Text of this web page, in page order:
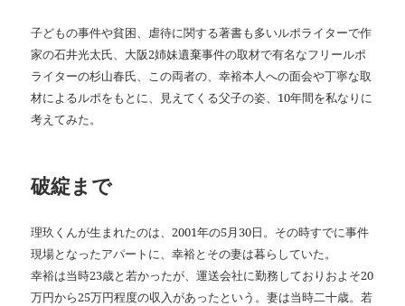
子どもの事件や貧困、虐待に関する著書も多いルポライターで作
家の石井光太氏、大阪2姉妹遺棄事件の取材で有名なフリールポ
ライターの杉山春氏、この両者の、幸裕本人への面会や丁寧な取
材によるルポをもとに、見えてくる父子の姿、10年間を私なりに
考えてみた。
破綻まで
理玖くんが生まれたのは、2001年の5月30日。その時すでに事件
現場となったアパートに、幸裕とその妻は暮らしていた。
幸裕は当時23歳と若かったが、運送会社に勤務しておりおよそ20
万円から25万円程度の収入があったという。妻は当時二十歳。若